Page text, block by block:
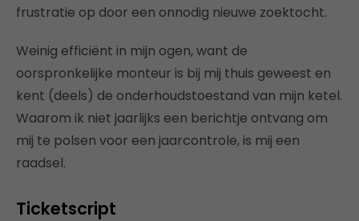
frustratie op door een onnodig nieuwe zoektocht.
Weinig efficiënt in mijn ogen, want de
oorspronkelijke monteur is bij mij thuis geweest en
kent (deels) de onderhoudstoestand van mijn ketel.
Waarom ik niet jaarlijks een berichtje ontvang om
mij te polsen voor een jaarcontrole, is mij een
raadsel.
Ticketscript